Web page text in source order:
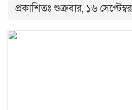
প্রকাশিতঃ শুক্রবার, ১৬